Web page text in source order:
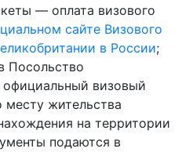
— оплата визового
сайте Визового
в России;
Посольство
визовый
месту жительства
на территории
подаются в